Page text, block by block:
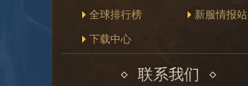
全球排行榜 新服情报站
下载中心
联系我们